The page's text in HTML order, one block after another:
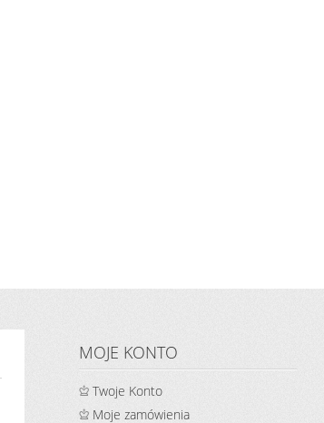
MOJE KONTO
Twoje Konto
Moje zamówienia